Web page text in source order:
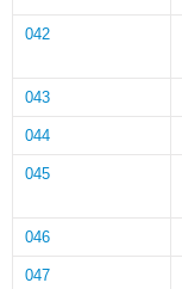
042
043
044
045
046
047